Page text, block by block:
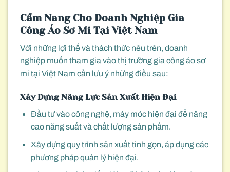
Cẩm Nang Cho Doanh Nghiệp Gia
Công Áo Sơ Mi Tại Việt Nam
Với những lợi thế và thách thức nêu trên, doanh
nghiệp muốn tham gia vào thị trường gia công áo sơ
mi tại Việt Nam cần lưu ý những điều sau:
Xây Dựng Năng Lực Sản Xuất Hiện Đại
Đầu tư vào công nghệ, máy móc hiện đại để nâng
cao năng suất và chất lượng sản phẩm.
Xây dựng quy trình sản xuất tinh gọn, áp dụng các
phương pháp quản lý hiện đại.